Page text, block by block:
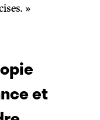
»
et